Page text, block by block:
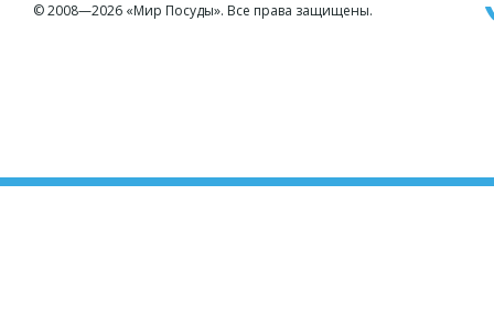
© 2008—2026 «Мир Посуды». Все права защищены.